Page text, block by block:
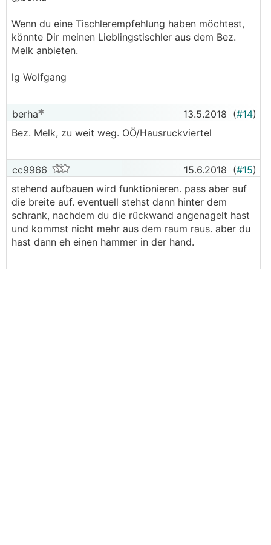
Wenn du eine Tischlerempfehlung haben möchtest,
könnte Dir meinen Lieblingstischler aus dem Bez.
Melk anbieten.
lg Wolfgang
berha 13.5.2018 (#14)
Bez. Melk, zu weit weg. OÖ/Hausruckviertel
cc9966 15.6.2018 (#15)
stehend aufbauen wird funktionieren. pass aber auf
die breite auf. eventuell stehst dann hinter dem
schrank, nachdem du die rückwand angenagelt hast
und kommst nicht mehr aus dem raum raus. aber du
hast dann eh einen hammer in der hand.